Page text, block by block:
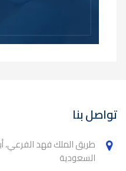
تواصل بنا
السعودية